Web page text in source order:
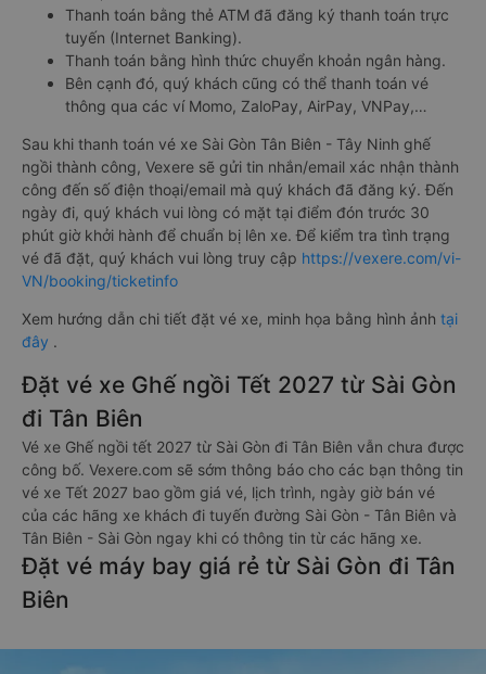
Thanh toán bằng thẻ ATM đã đăng ký thanh toán trực
tuyến (Internet Banking).
Thanh toán bằng hình thức chuyển khoản ngân hàng.
Bên cạnh đó, quý khách cũng có thể thanh toán vé
thông qua các ví Momo, ZaloPay, AirPay, VNPay,…
Sau khi thanh toán vé xe Sài Gòn Tân Biên - Tây Ninh ghế
ngồi thành công, Vexere sẽ gửi tin nhắn/email xác nhận thành
công đến số điện thoại/email mà quý khách đã đăng ký. Đến
ngày đi, quý khách vui lòng có mặt tại điểm đón trước 30
phút giờ khởi hành để chuẩn bị lên xe. Để kiểm tra tình trạng
vé đã đặt, quý khách vui lòng truy cập https://vexere.com/vi-
VN/booking/ticketinfo
Xem hướng dẫn chi tiết đặt vé xe, minh họa bằng hình ảnh tại
đây .
Đặt vé xe Ghế ngồi Tết 2027 từ Sài Gòn
đi Tân Biên
Vé xe Ghế ngồi tết 2027 từ Sài Gòn đi Tân Biên vẫn chưa được
công bố. Vexere.com sẽ sớm thông báo cho các bạn thông tin
vé xe Tết 2027 bao gồm giá vé, lịch trình, ngày giờ bán vé
của các hãng xe khách đi tuyến đường Sài Gòn - Tân Biên và
Tân Biên - Sài Gòn ngay khi có thông tin từ các hãng xe.
Đặt vé máy bay giá rẻ từ Sài Gòn đi Tân
Biên